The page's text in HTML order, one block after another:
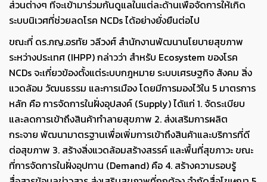
ส่วนต่างๆ ที่จะเข้ามาร่วมกันดูแลในแต่ละด้านเพื่อจัดการให้เกิด
ระบบนิเวศที่ช่วยลดโรค NCDs ได้อย่างยั่งยืนต่อไป
ขณะที่ ดร.ภญ.อรทัย วลีวงศ์ สำนักงานพัฒนานโยบายสุขภาพ
ระหว่างประเทศ (IHPP) กล่าวว่า สำหรับ Ecosystem ของโรค
NCDs จะเกี่ยวข้องตั้งแต่ระบบกฎหมาย ระบบเศรษฐกิจ สังคม สิ่ง
แวดล้อม วัฒนธรรม และการเมือง โดยมีการมองไว้ใน 5 มาตรการ
หลัก คือ การจัดการในฝั่งอุปสงค์ (Supply) ได้แก่ 1. จัดระเบียบ
และลดการเข้าถึงสินค้าทำลายสุขภาพ 2. ส่งเสริมการผลิต
กระจาย พัฒนามาตรฐานเพื่อเพิ่มการเข้าถึงสินค้าและบริการที่ดี
ต่อสุขภาพ 3. สร้างสิ่งแวดล้อมสร้างสรรค์ และพื้นที่สุขภาวะ ขณะ
ที่การจัดการในฝั่งอุปทาน (Demand) คือ 4. สร้างความรอบรู้